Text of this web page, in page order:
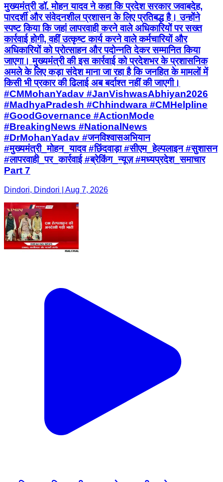
मुख्यमंत्री डॉ. मोहन यादव ने कहा कि प्रदेश सरकार जवाबदेह,
पारदर्शी और संवेदनशील प्रशासन के लिए प्रतिबद्ध है। उन्होंने
स्पष्ट किया कि जहां लापरवाही करने वाले अधिकारियों पर सख्त
कार्रवाई होगी, वहीं उत्कृष्ट कार्य करने वाले कर्मचारियों और
अधिकारियों को प्रोत्साहन और पदोन्नति देकर सम्मानित किया
जाएगा। मुख्यमंत्री की इस कार्रवाई को प्रदेशभर के प्रशासनिक
अमले के लिए कड़ा संदेश माना जा रहा है कि जनहित के मामलों में
किसी भी प्रकार की ढिलाई अब बर्दाश्त नहीं की जाएगी।
#CMMohanYadav #JanVishwasAbhiyan2026
#MadhyaPradesh #Chhindwara #CMHelpline
#GoodGovernance #ActionMode
#BreakingNews #NationalNews
#DrMohanYadav #जनविश्वासअभियान
#मुख्यमंत्री_मोहन_यादव #छिंदवाड़ा #सीएम_हेल्पलाइन #सुशासन
#लापरवाही_पर_कार्रवाई #ब्रेकिंग_न्यूज़ #मध्यप्रदेश_समाचार
Part 7
Dindori, Dindori | Aug 7, 2026